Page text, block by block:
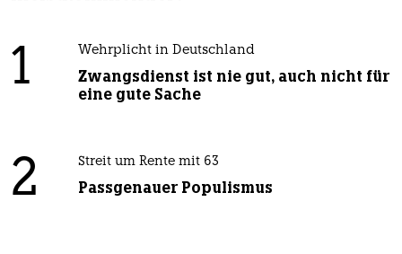
1 Wehrplicht in Deutschland
Zwangsdienst ist nie gut, auch nicht für
eine gute Sache
2 Streit um Rente mit 63
Passgenauer Populismus